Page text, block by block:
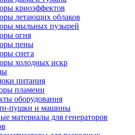
криоэффектов
летающих облаков
мыльных пузырей
огня
пены
снега
холодных искр
питания
пламени
оборудования
пушки и машины
материалы для генераторов